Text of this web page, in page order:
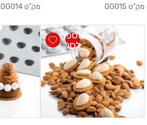
מק"ט GG015 מק"ט GG014
הוספה
לסל